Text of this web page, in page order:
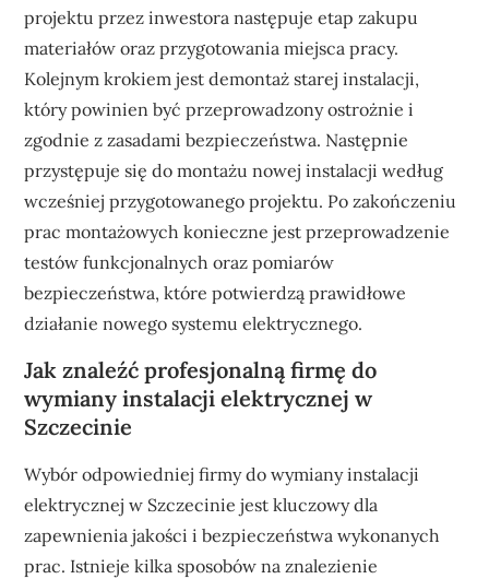
projektu przez inwestora następuje etap zakupu
materiałów oraz przygotowania miejsca pracy.
Kolejnym krokiem jest demontaż starej instalacji,
który powinien być przeprowadzony ostrożnie i
zgodnie z zasadami bezpieczeństwa. Następnie
przystępuje się do montażu nowej instalacji według
wcześniej przygotowanego projektu. Po zakończeniu
prac montażowych konieczne jest przeprowadzenie
testów funkcjonalnych oraz pomiarów
bezpieczeństwa, które potwierdzą prawidłowe
działanie nowego systemu elektrycznego.
Jak znaleźć profesjonalną firmę do
wymiany instalacji elektrycznej w
Szczecinie
Wybór odpowiedniej firmy do wymiany instalacji
elektrycznej w Szczecinie jest kluczowy dla
zapewnienia jakości i bezpieczeństwa wykonanych
prac. Istnieje kilka sposobów na znalezienie